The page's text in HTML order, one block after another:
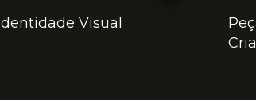
Visual